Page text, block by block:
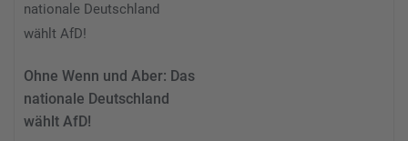
Ohne Wenn und Aber: Das
nationale Deutschland
wählt AfD!